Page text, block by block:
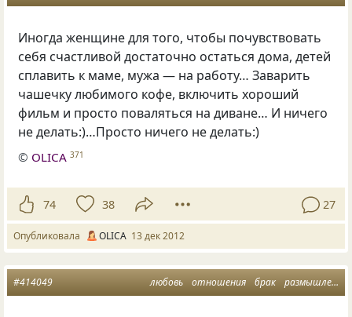
Иногда женщине для того, чтобы почувствовать
себя счастливой достаточно остаться дома, детей
сплавить к маме, мужа — на работу… Заварить
чашечку любимого кофе, включить хороший
фильм и просто поваляться на диване… И ничего
не делать:)…Просто ничего не делать:)
© OLICA 371
74 38 27
Опубликовала OLICA 13 дек 2012
любовь отношения брак размышления
#414049